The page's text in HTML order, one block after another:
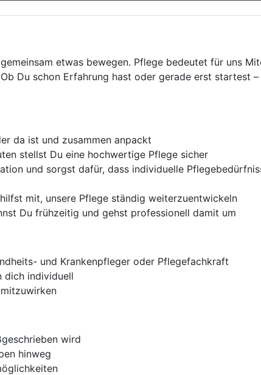
etwas bewegen. Pflege bedeutet für uns
Du schon Erfahrung hast oder gerade erst startest
da ist und zusammen anpackt
stellst Du eine hochwertige Pflege sicher
und sorgst dafür, dass individuelle
mit, unsere Pflege ständig weiterzuentwickeln
Du frühzeitig und gehst professionell damit um
und Krankenpfleger oder Pflegefachkraft
dich individuell
wird
hinweg